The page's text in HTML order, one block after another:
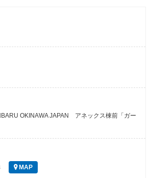
OKINAWA JAPAN アネックス棟前「ガー
MAP